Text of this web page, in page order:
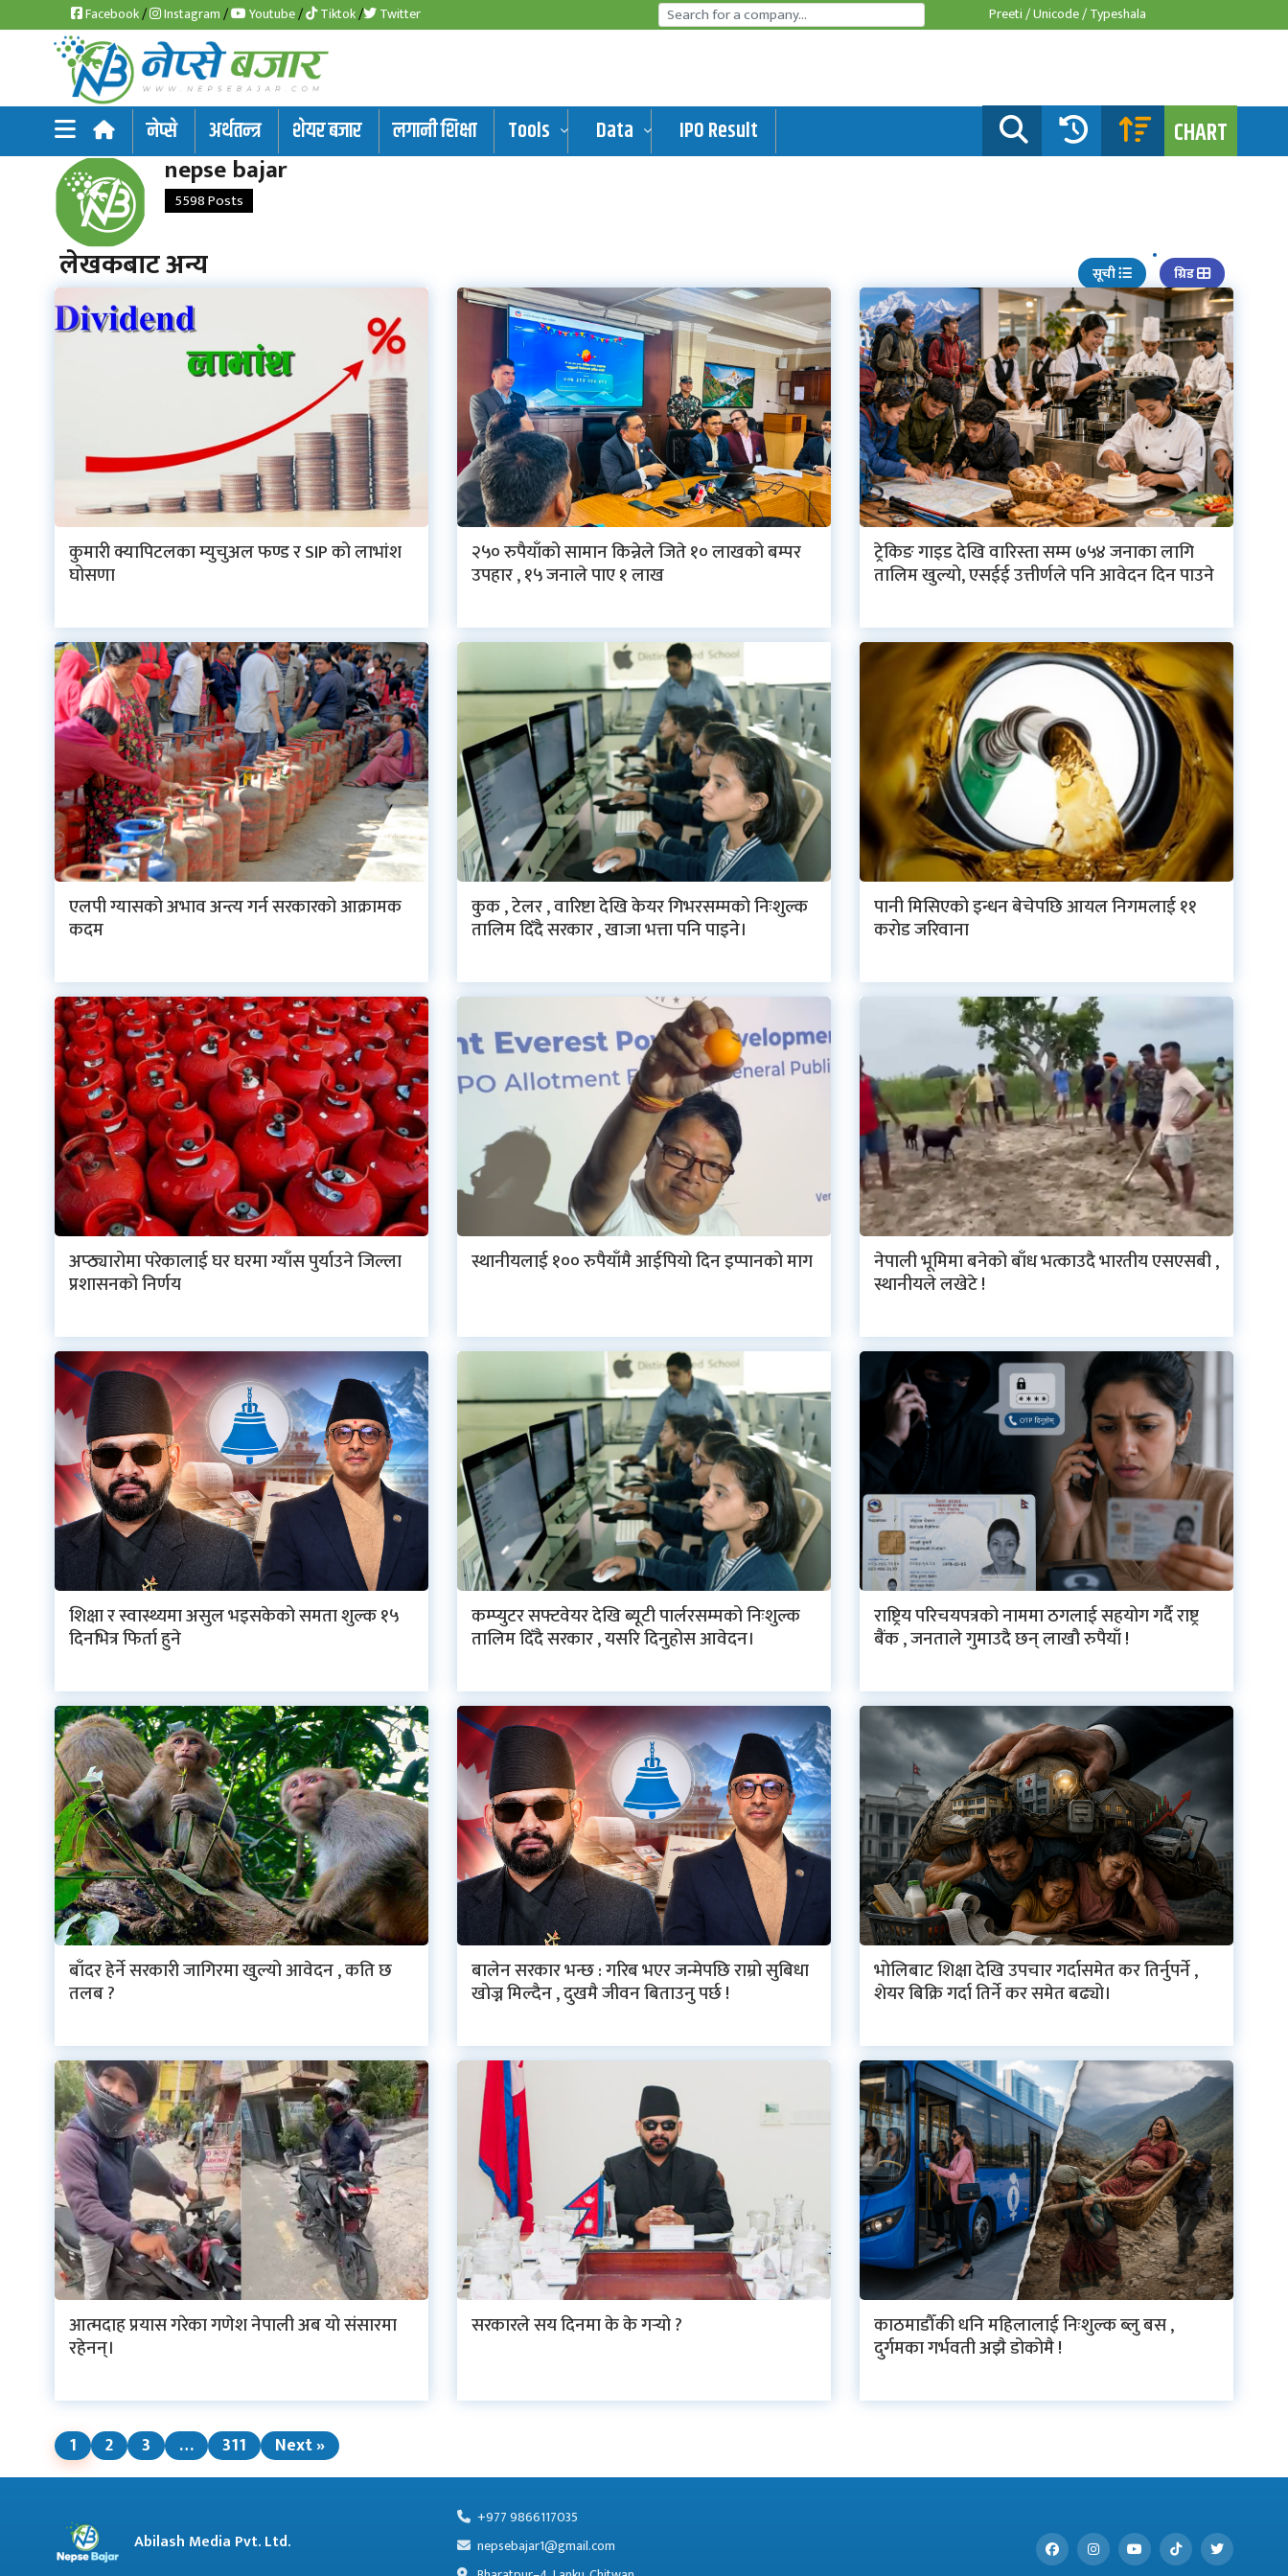
Facebook/ Instagram/ Youtube/ Tiktok/ Twitter Preeti /Unicode /Typeshala
नेप्से अर्थतन्त्र शेयर बजार लगानी शिक्षा Tools Data IPO Result CHART
समाचार
अर्थतन्त्र
शेयर
प्रमुख
समाचार
अन्य
nepse bajar
5598 Posts
लेखकबाट अन्य सूची ग्रिड
कुमारी क्यापिटलका म्युचुअल फण्ड र SIP को लाभांश
घोसणा
२५० रुपैयाँको सामान किन्नेले जिते १० लाखको बम्पर
उपहार , १५ जनाले पाए १ लाख
ट्रेकिङ गाइड देखि वारिस्ता सम्म ७५४ जनाका लागि
तालिम खुल्यो, एसईई उत्तीर्णले पनि आवेदन दिन पाउने
एलपी ग्यासको अभाव अन्त्य गर्न सरकारको आक्रामक
कदम
कुक , टेलर , वारिष्टा देखि केयर गिभरसम्मको निःशुल्क
तालिम दिँदै सरकार , खाजा भत्ता पनि पाइने।
पानी मिसिएको इन्धन बेचेपछि आयल निगमलाई ११
करोड जरिवाना
अप्ठ्यारोमा परेकालाई घर घरमा ग्याँस पुर्याउने जिल्ला
प्रशासनको निर्णय
स्थानीयलाई १०० रुपैयाँमै आईपियो दिन इप्पानको माग नेपाली भूमिमा बनेको बाँध भत्काउदै भारतीय एसएसबी ,
स्थानीयले लखेटे !
शिक्षा र स्वास्थ्यमा असुल भइसकेको समता शुल्क १५
दिनभित्र फिर्ता हुने
कम्प्युटर सफ्टवेयर देखि ब्यूटी पार्लरसम्मको निःशुल्क
तालिम दिँदै सरकार , यसरि दिनुहोस आवेदन।
राष्ट्रिय परिचयपत्रको नाममा ठगलाई सहयोग गर्दै राष्ट्र
बैंक , जनताले गुमाउदै छन् लाखौ रुपैयाँ !
बाँदर हेर्ने सरकारी जागिरमा खुल्यो आवेदन , कति छ
तलब ?
बालेन सरकार भन्छ : गरिब भएर जन्मेपछि राम्रो सुबिधा
खोज्न मिल्दैन , दुखमै जीवन बिताउनु पर्छ !
भोलिबाट शिक्षा देखि उपचार गर्दासमेत कर तिर्नुपर्ने ,
शेयर बिक्रि गर्दा तिर्ने कर समेत बढ्यो।
आत्मदाह प्रयास गरेका गणेश नेपाली अब यो संसारमा
रहेनन्।
सरकारले सय दिनमा के के गर्‍यो ? काठमाडौँकी धनि महिलालाई निःशुल्क ब्लु बस ,
दुर्गमका गर्भवती अझै डोकोमै !
1 2 3 … 311 Next »
Abilash Media Pvt. Ltd.
+977 9866117035
nepsebajar1@gmail.com